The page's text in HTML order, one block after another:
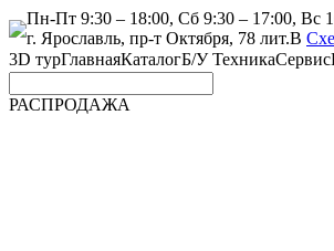
Пн-Пт 9:30 – 18:00, Сб 9:30 – 17:00, Вс
г. Ярославль, пр-т Октября, 78 лит.В
3D турГлавнаяКаталогБ/У ТехникаСервис
РАСПРОДАЖА